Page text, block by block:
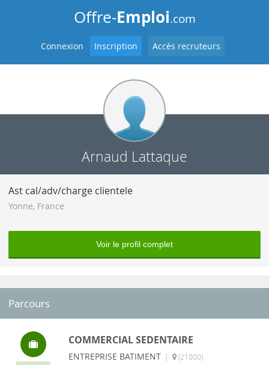
Offre-Emploi.com
Connexion Inscription Accès recruteurs
Arnaud Lattaque
Ast cal/adv/charge clientele
Yonne, France
Voir le profil complet
Parcours
COMMERCIAL SEDENTAIRE
ENTREPRISE BATIMENT | (21000)